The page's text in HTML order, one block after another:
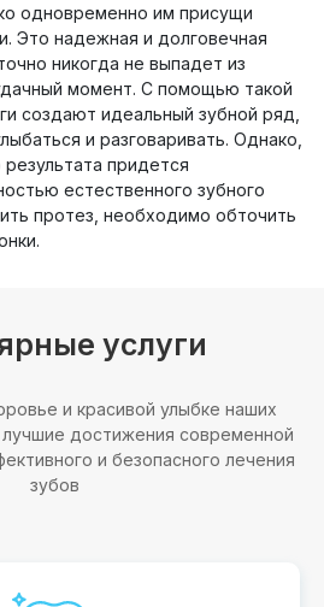
одновременно им присущи
Это надежная и долговечная
никогда не выпадет из
момент. С помощью такой
создают идеальный зубной ряд,
и разговаривать. Однако,
придется
естественного зубного
протез, необходимо обточить
услуги
и красивой улыбке наших
достижения современной
и безопасного лечения
зубов